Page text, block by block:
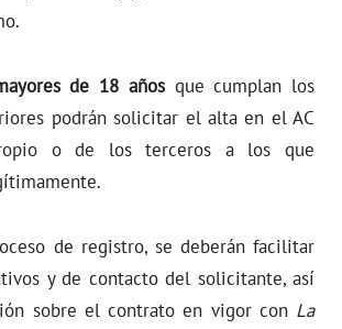
de 18 añosque cumplan los
podrán solicitar el alta en el AC
o de los terceros a los que
de registro, se deberán facilitar
y de contacto del solicitante, así
sobre el contrato en vigor con La